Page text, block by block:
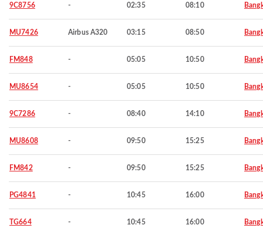
9C8756 - 02:35 08:10
MU7426 Airbus A320 03:15 08:50
FM848 - 05:05 10:50
MU8654 - 05:05 10:50
9C7286 - 08:40 14:10
MU8608 - 09:50 15:25
FM842 - 09:50 15:25
PG4841 - 10:45 16:00
TG664 - 10:45 16:00